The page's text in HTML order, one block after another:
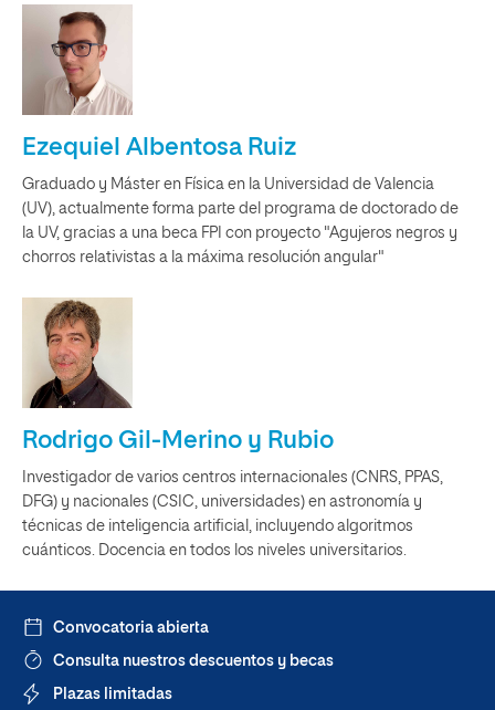
Ezequiel Albentosa Ruiz
Graduado y Máster en Física en la Universidad de Valencia
(UV), actualmente forma parte del programa de doctorado de
la UV, gracias a una beca FPI con proyecto "Agujeros negros y
chorros relativistas a la máxima resolución angular"
Rodrigo Gil-Merino y Rubio
Investigador de varios centros internacionales (CNRS, PPAS,
DFG) y nacionales (CSIC, universidades) en astronomía y
técnicas de inteligencia artificial, incluyendo algoritmos
cuánticos. Docencia en todos los niveles universitarios.
Convocatoria abierta
Consulta nuestros descuentos y becas
Plazas limitadas